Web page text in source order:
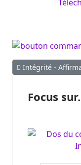
Article précédent :
Intégrité -
Focus